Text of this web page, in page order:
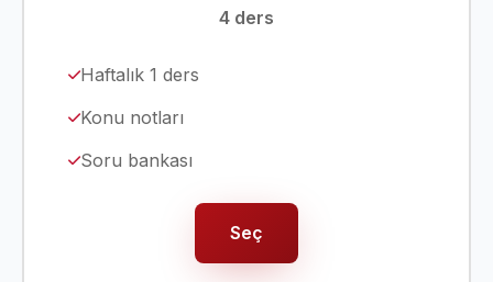
4 ders
Haftalık 1 ders
Konu notları
Soru bankası
Seç